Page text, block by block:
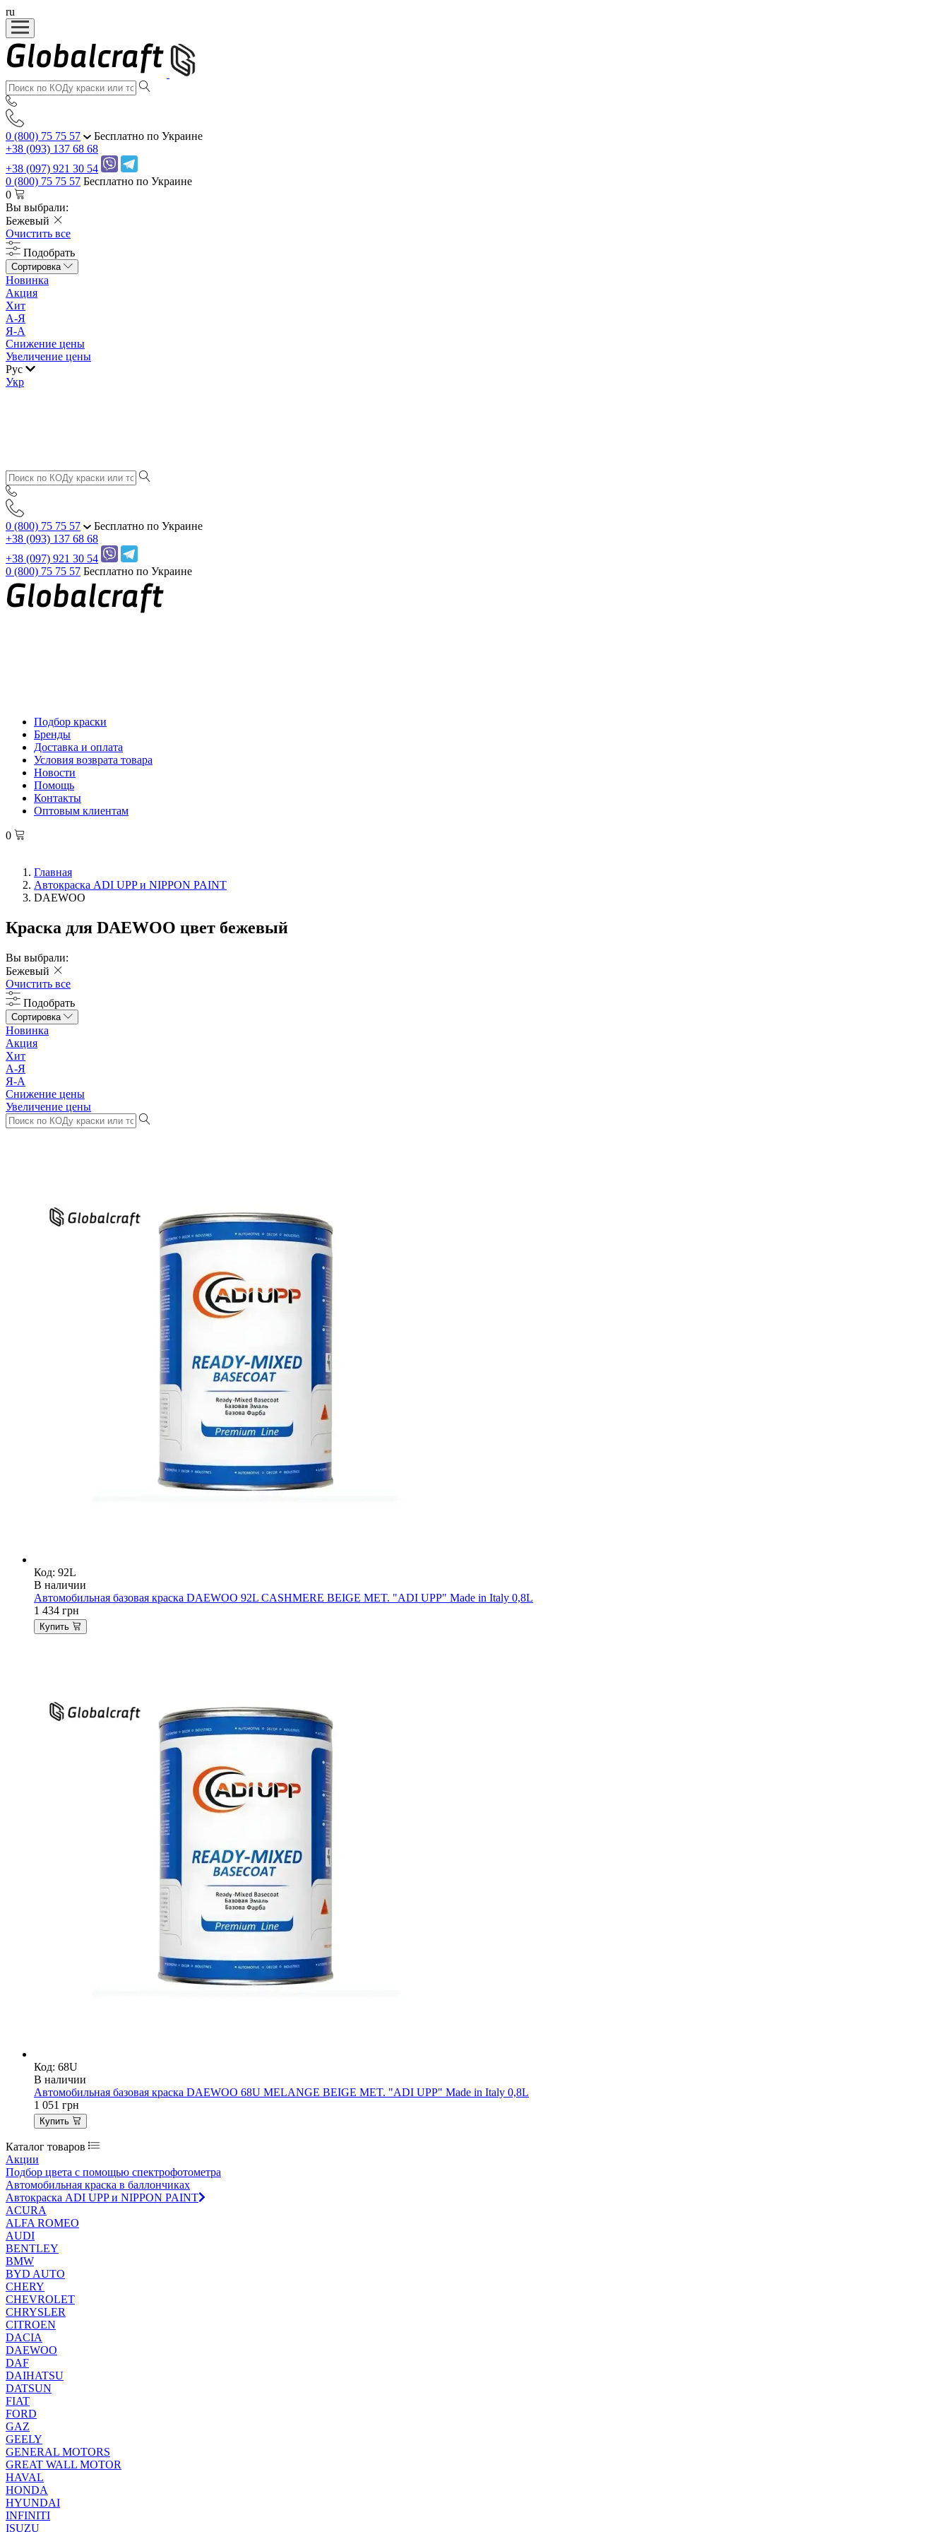
ru
0 (800) 75 75 57
Бесплатно по Украине
+38 (093) 137 68 68
+38 (097) 921 30 54
0 (800) 75 75 57 Бесплатно по Украине
0
Вы выбрали:
Бежевый
Очистить все
Подобрать
Сортировка
Новинка
Акция
Хит
А-Я
Я-А
Снижение цены
Увеличение цены
Рус
Укр
0 (800) 75 75 57
Бесплатно по Украине
+38 (093) 137 68 68
+38 (097) 921 30 54
0 (800) 75 75 57 Бесплатно по Украине
Подбор краски
Бренды
Доставка и оплата
Условия возврата товара
Новости
Помощь
Контакты
Оптовым клиентам
0
Главная
Автокраска ADI UPP и NIPPON PAINT
DAEWOO
Краска для DAEWOO цвет бежевый
Вы выбрали:
Бежевый
Очистить все
Подобрать
Сортировка
Новинка
Акция
Хит
А-Я
Я-А
Снижение цены
Увеличение цены
Код: 92L
В наличии
Автомобильная базовая краска DAEWOO 92L CASHMERE BEIGE MET. "ADI UPP" Made in Italy 0,8L
1 434 грн
Купить
Код: 68U
В наличии
Автомобильная базовая краска DAEWOO 68U MELANGE BEIGE MET. "ADI UPP" Made in Italy 0,8L
1 051 грн
Купить
Каталог товаров
Акции
Подбор цвета с помощью спектрофотометра
Автомобильная краска в баллончиках
Автокраска ADI UPP и NIPPON PAINT
ACURA
ALFA ROMEO
AUDI
BENTLEY
BMW
BYD AUTO
CHERY
CHEVROLET
CHRYSLER
CITROEN
DACIA
DAEWOO
DAF
DAIHATSU
DATSUN
FIAT
FORD
GAZ
GEELY
GENERAL MOTORS
GREAT WALL MOTOR
HAVAL
HONDA
HYUNDAI
INFINITI
ISUZU